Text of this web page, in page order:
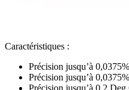
Caractéristiques :
Précision jusqu’à
Précision jusqu’à
Précision jusqu’à 0,2